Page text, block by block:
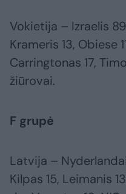
Vokietija – Izraelis
Krameris 13, Obiese
Carringtonas 17,
žiūrovai.
F grupė
Latvija –
Kilpas 15, Leimanis